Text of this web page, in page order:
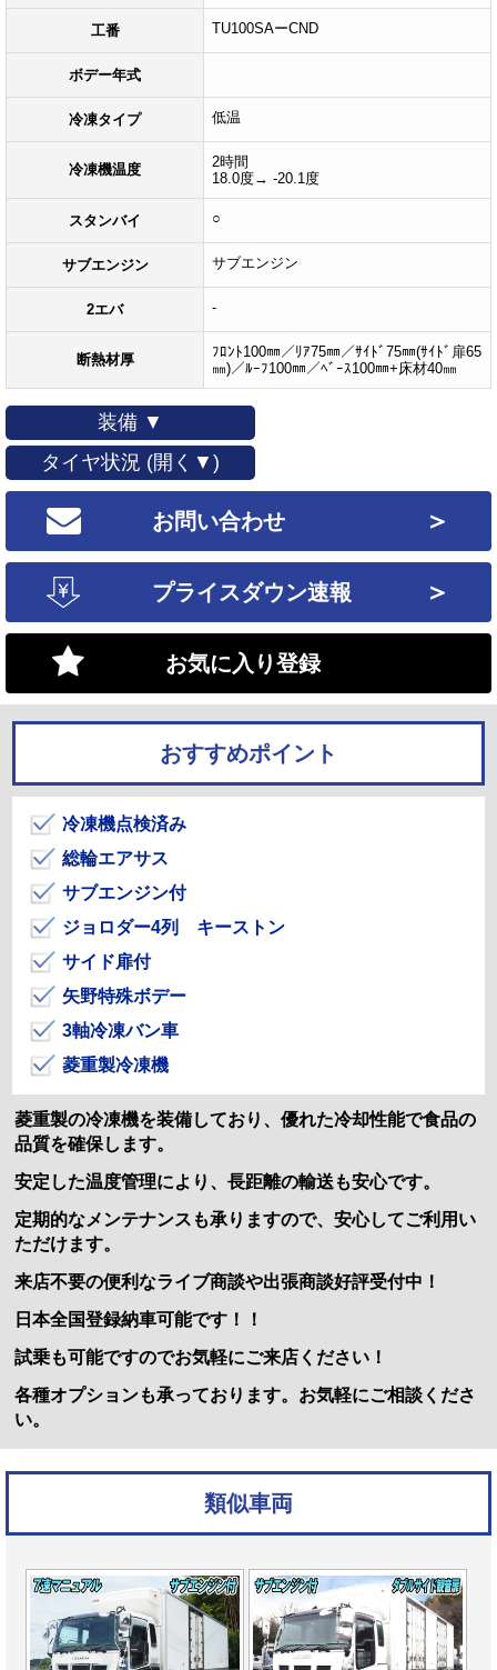
工番 TU100SAーCND
ボデー年式
冷凍タイプ 低温
冷凍機温度
2時間
18.0度→ -20.1度
スタンバイ ○
サブエンジン サブエンジン
2エバ -
断熱材厚
ﾌﾛﾝﾄ100㎜／ﾘｱ75㎜／ｻｲﾄﾞ75㎜(ｻｲﾄﾞ扉65
㎜)／ﾙｰﾌ100㎜／ﾍﾞｰｽ100㎜+床材40㎜
装備 ▼
タイヤ状況 (開く▼)
お問い合わせ ＞
プライスダウン速報 ＞
お気に入り登録
おすすめポイント
冷凍機点検済み
総輪エアサス
サブエンジン付
ジョロダー4列 キーストン
サイド扉付
矢野特殊ボデー
3軸冷凍バン車
菱重製冷凍機
菱重製の冷凍機を装備しており、優れた冷却性能で食品の
品質を確保します。
安定した温度管理により、長距離の輸送も安心です。
定期的なメンテナンスも承りますので、安心してご利用い
ただけます。
来店不要の便利なライブ商談や出張商談好評受付中！
日本全国登録納車可能です！！
試乗も可能ですのでお気軽にご来店ください！
各種オプションも承っております。お気軽にご相談くださ
い。
類似車両